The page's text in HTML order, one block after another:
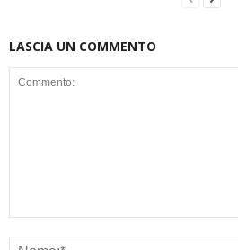
LASCIA UN COMMENTO